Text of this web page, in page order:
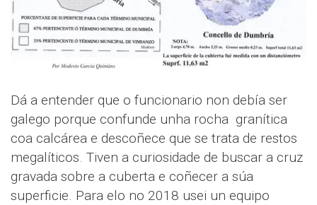
Dá a entender que o funcionario non debía ser
galego porque confunde unha rocha granítica
coa calcárea e descoñece que se trata de restos
megalíticos. Tiven a curiosidade de buscar a cruz
gravada sobre a cuberta e coñecer a súa
superficie. Para elo no 2018 usei un equipo